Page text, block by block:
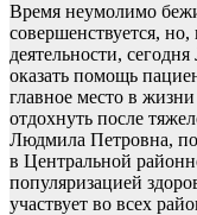
Время неумолимо
совершенствуется,
деятельности,
оказать помощь
главное место в
отдохнуть после
Людмила Петровна,
в Центральной
популяризацией
участвует во всех